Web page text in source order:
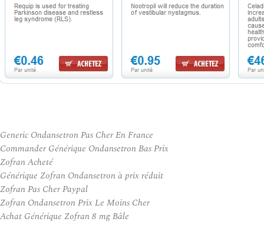
Generic Ondansetron Pas Cher En France
Commander Générique Ondansetron Bas Prix
Zofran Acheté
Générique Zofran Ondansetron à prix réduit
Zofran Pas Cher Paypal
Zofran Ondansetron Prix Le Moins Cher
Achat Générique Zofran 8 mg Bâle